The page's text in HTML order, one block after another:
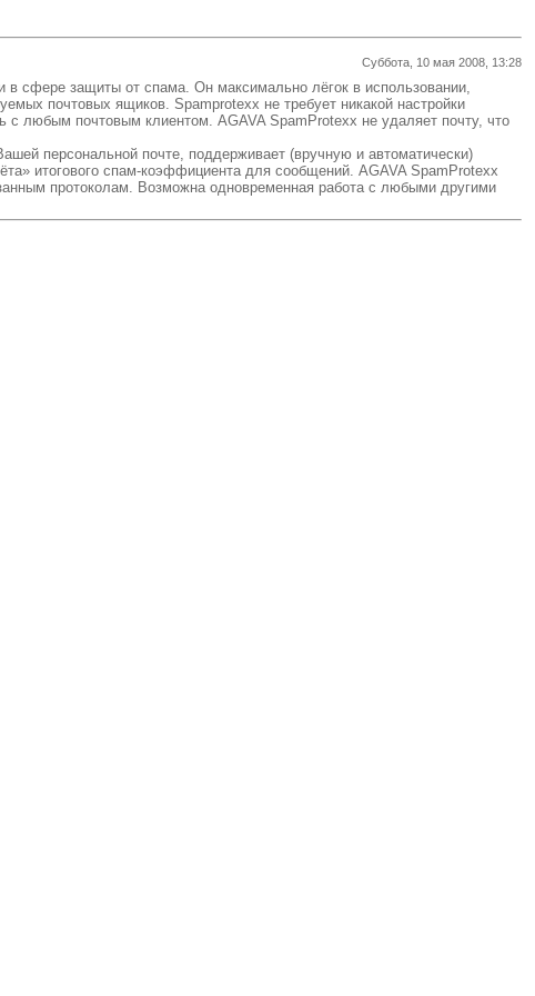
Суббота, 10 мая 2008, 13:28
сфере защиты от спама. Он максимально лёгок в использовании,
почтовых ящиков. Spamprotexx не требует никакой настройки
с любым почтовым клиентом. AGAVA SpamProtexx не удаляет почту, что
персональной почте, поддерживает (вручную и автоматически)
итогового спам-коэффициента для сообщений. AGAVA SpamProtexx
протоколам. Возможна одновременная работа с любыми другими